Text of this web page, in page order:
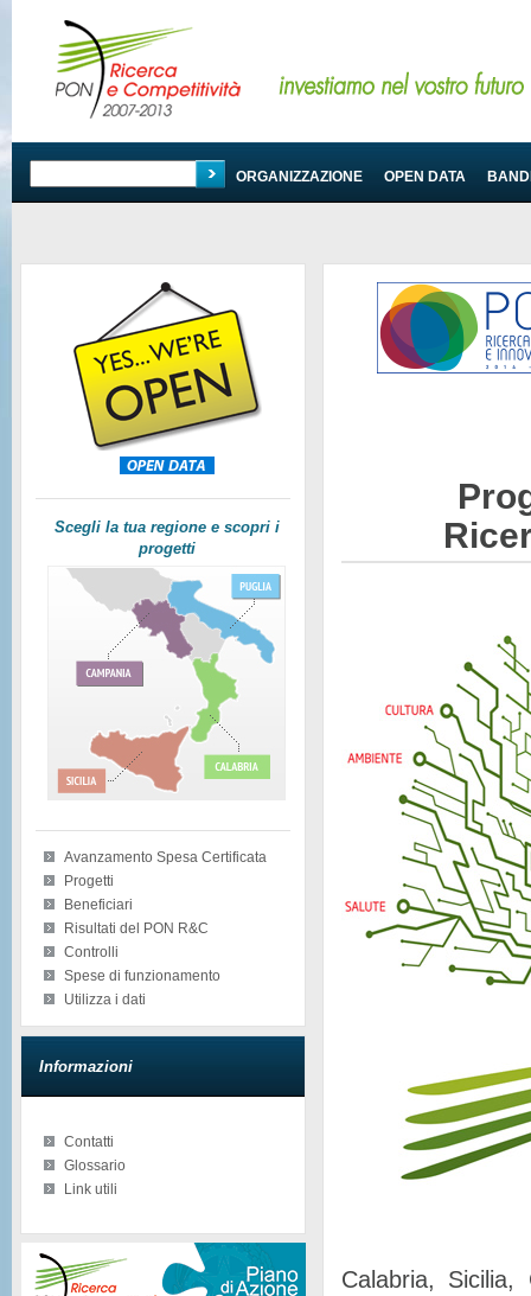
PROGRAMMA ORGANIZZAZIONE OPEN DATA
Scegli la tua regione e scopri i
progetti
Avanzamento Spesa Certificata
Progetti
Beneficiari
Risultati del PON R&C
Controlli
Spese di funzionamento
Utilizza i dati
Informazioni
Contatti
Glossario
Link utili
Calabria, Sicilia,